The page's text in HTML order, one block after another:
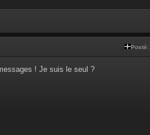
Posté:
! Je suis le seul ?